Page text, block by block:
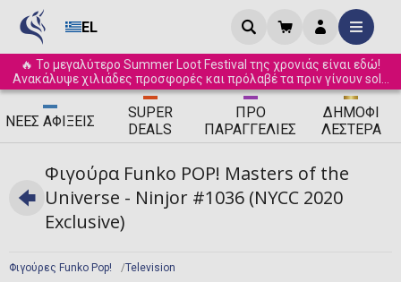
EL
🔥 Το μεγαλύτερο Summer Loot Festival της χρονιάς είναι εδώ!
Ανακάλυψε χιλιάδες προσφορές και πρόλαβέ τα πριν γίνουν sold
out! ☀️
ΝΈΕΣ ΑΦΊΞΕΙΣ
SUPER
DEALS
ΠΡΟ
ΠΑΡΑΓΓΕΛΊΕΣ
ΔΗΜΟΦΙ
ΛΈΣΤΕΡΑ
Φιγούρες Funko Pop! Television
Φιγούρα Funko POP! Masters of the
Universe - Ninjor #1036 (NYCC 2020
Exclusive)